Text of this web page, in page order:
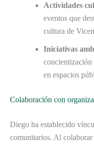
Actividades
eventos que
cultura de
Iniciativas
concientización
en espacios
Colaboración con
Diego ha establecido
comunitarios. Al colaborar